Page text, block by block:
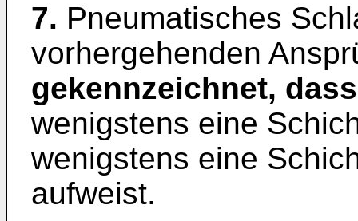
7. Pneumatisches
vorhergehenden
gekennzeichnet, dass
wenigstens eine
wenigstens eine
aufweist.